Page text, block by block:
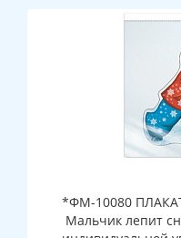
*ФМ-10080
Мальчик лепит